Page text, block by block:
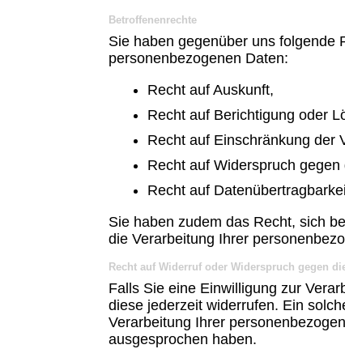
Betroffenenrechte
Sie haben gegenüber uns folgende
personenbezogenen Daten:
Recht auf Auskunft,
Recht auf Berichtigung oder
Recht auf Einschränkung der
Recht auf Widerspruch gegen
Recht auf
Sie haben zudem das Recht, sich
die Verarbeitung Ihrer
Recht auf Widerruf oder Widerspruch gegen
Falls Sie eine Einwilligung zur
diese jederzeit widerrufen. Ein
Verarbeitung Ihrer
ausgesprochen haben.